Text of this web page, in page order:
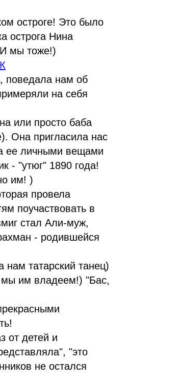
остроге! Это было
острога Нина
мы тоже!)
поведала нам об
на себя
или просто баба
Она пригласила нас
ее личными вещами
- "утюг" 1890 года!
им! )
провела
поучаствовать в
стал Али-муж,
- родившейся
татарский танец)
мы им владеем!) "Бас,
от детей и
"это
не остался